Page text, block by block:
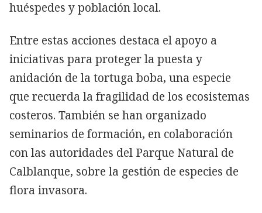
huéspedes y población local.
Entre estas acciones destaca el apoyo a
iniciativas para proteger la puesta y
anidación de la tortuga boba, una especie
que recuerda la fragilidad de los ecosistemas
costeros. También se han organizado
seminarios de formación, en colaboración
con las autoridades del Parque Natural de
Calblanque, sobre la gestión de especies de
flora invasora.